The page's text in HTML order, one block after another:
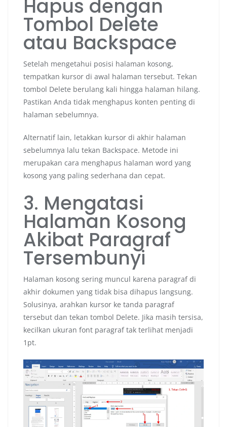
Hapus dengan
Tombol Delete
atau Backspace
Setelah mengetahui posisi halaman kosong,
tempatkan kursor di awal halaman tersebut. Tekan
tombol Delete berulang kali hingga halaman hilang.
Pastikan Anda tidak menghapus konten penting di
halaman sebelumnya.
Alternatif lain, letakkan kursor di akhir halaman
sebelumnya lalu tekan Backspace. Metode ini
merupakan cara menghapus halaman word yang
kosong yang paling sederhana dan cepat.
3. Mengatasi
Halaman Kosong
Akibat Paragraf
Tersembunyi
Halaman kosong sering muncul karena paragraf di
akhir dokumen yang tidak bisa dihapus langsung.
Solusinya, arahkan kursor ke tanda paragraf
tersebut dan tekan tombol Delete. Jika masih tersisa,
kecilkan ukuran font paragraf tak terlihat menjadi
1pt.